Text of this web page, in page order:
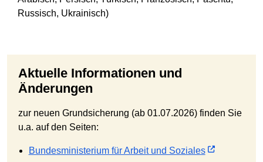
Russisch, Ukrainisch)
Aktuelle Informationen und
Änderungen
zur neuen Grundsicherung (ab 01.07.2026) finden Sie
u.a. auf den Seiten:
Bundesministerium für Arbeit und Soziales